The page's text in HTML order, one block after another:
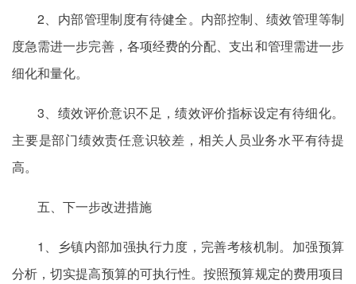
2、内部管理制度有待健全。内部控制、绩效管理等制
度急需进一步完善，各项经费的分配、支出和管理需进一步
细化和量化。
3、绩效评价意识不足，绩效评价指标设定有待细化。
主要是部门绩效责任意识较差，相关人员业务水平有待提
高。
五、下一步改进措施
1、乡镇内部加强执行力度，完善考核机制。加强预算
分析，切实提高预算的可执行性。按照预算规定的费用项目